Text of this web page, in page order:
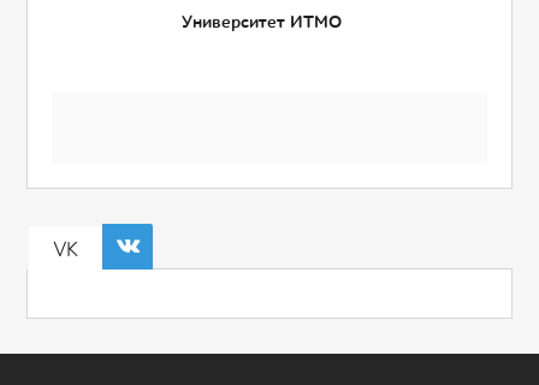
Университет ИТМО
VK